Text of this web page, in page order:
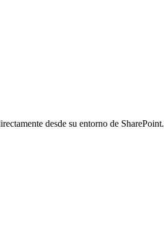
desde su entorno de SharePoint.